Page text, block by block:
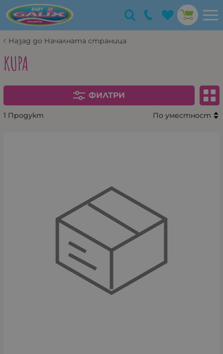
Назад до Началната страница
KUPA
ФИЛТРИ
1 Продукт По уместност